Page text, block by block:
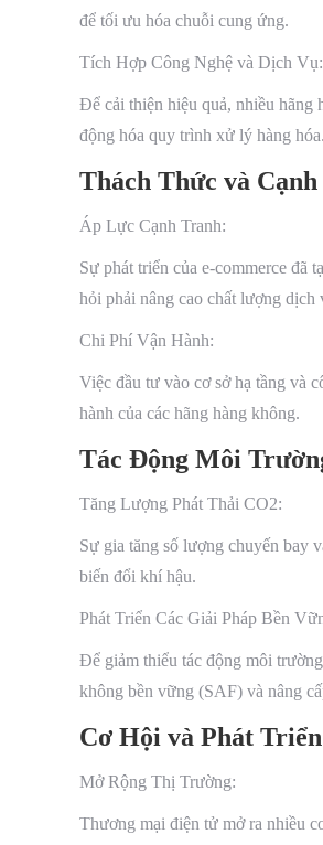
để tối ưu hóa chuỗi cung ứng.
Tích Hợp Công Nghệ và Dịch Vụ:
Để cải thiện hiệu quả, nhiều hãng
động hóa quy trình xử lý hàng hóa.
Thách Thức và
Áp Lực Cạnh Tranh:
Sự phát triển của e-commerce đã
hỏi phải nâng cao chất lượng
Chi Phí Vận Hành:
Việc đầu tư vào cơ sở hạ tầng và
hành của các hãng hàng không.
Tác Động Môi
Tăng Lượng Phát Thải CO2:
Sự gia tăng số lượng chuyến bay
biến đổi khí hậu.
Phát Triển Các Giải Pháp Bền
Để giảm thiểu tác động môi
không bền vững (SAF) và nâng
Cơ Hội và Phát Triển
Mở Rộng Thị Trường:
Thương mại điện tử mở ra nhiều